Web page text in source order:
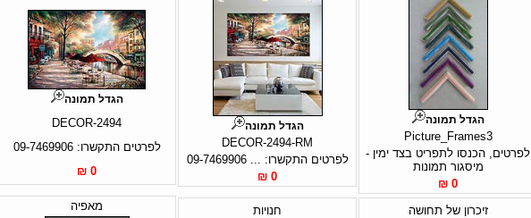
הגדל תמונה
Picture_Frames3
לפרטים, הכנסו לתפריט בצד ימין -
מיסגור תמונות
0 ₪
הגדל תמונה
DECOR-2494-RM
לפרטים התקשרו: ... 09-7469906
0 ₪
הגדל תמונה
DECOR-2494
לפרטים התקשרו: 09-7469906
0 ₪
זיכרון של תחושה חנויות מאפיה